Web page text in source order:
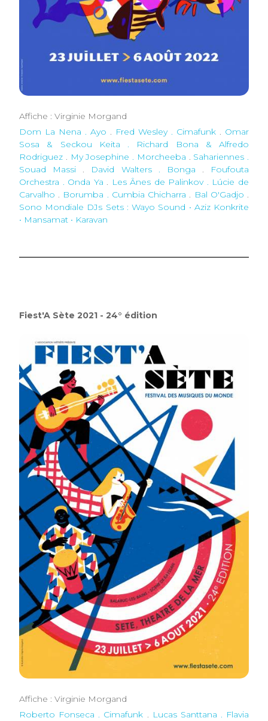
Affiche : Virginie Morgand
Dom La Nena . Ayo . Fred Wesley . Cimafunk . Omar
Sosa & Seckou Keita . Richard Bona & Alfredo
Rodriguez . My Josephine . Morcheeba . Sahariennes .
Souad Massi . David Walters . Bonga .
Foufouta
Orchestra . Onda Ya . Les Ânes de Palinkov . Lúcie de
Carvalho . Borumba . Cumbia Chicharra . Bal O'Gadjo .
Sono Mondiale DJs Sets : Wayo Sound • Aziz Konkrite
• Mansamat • Karavan
Fiest'A Sète 2021 - 24° édition
Affiche : Virginie Morgand
Roberto Fonseca . Cimafunk . Lucas Santtana . Flavia